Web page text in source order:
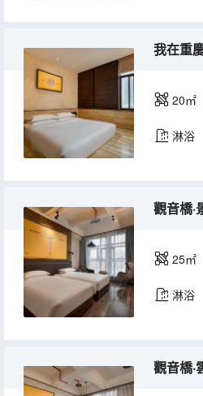
20㎡
淋浴
25㎡
淋浴